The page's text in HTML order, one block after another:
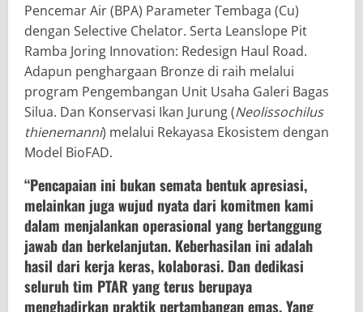
Pencemar Air (BPA) Parameter Tembaga (Cu)
dengan Selective Chelator. Serta Leanslope Pit
Ramba Joring Innovation: Redesign Haul Road.
Adapun penghargaan Bronze di raih melalui
program Pengembangan Unit Usaha Galeri Bagas
Silua. Dan Konservasi Ikan Jurung (Neolissochilus
thienemanni) melalui Rekayasa Ekosistem dengan
Model BioFAD.
“Pencapaian ini bukan semata bentuk apresiasi,
melainkan juga wujud nyata dari komitmen kami
dalam menjalankan operasional yang bertanggung
jawab dan berkelanjutan. Keberhasilan ini adalah
hasil dari kerja keras, kolaborasi. Dan dedikasi
seluruh tim PTAR yang terus berupaya
menghadirkan praktik pertambangan emas. Yang